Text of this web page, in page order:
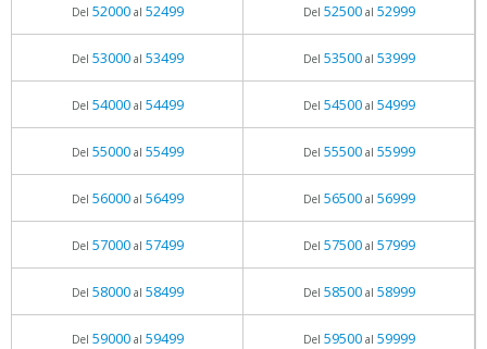
Del 52000al 52499 Del 52500al 52999
Del 53000al 53499 Del 53500al 53999
Del 54000al 54499 Del 54500al 54999
Del 55000al 55499 Del 55500al 55999
Del 56000al 56499 Del 56500al 56999
Del 57000al 57499 Del 57500al 57999
Del 58000al 58499 Del 58500al 58999
Del 59000al 59499 Del 59500al 59999